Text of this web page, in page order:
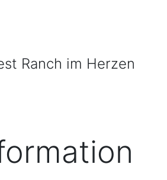
Ranch im Herzen